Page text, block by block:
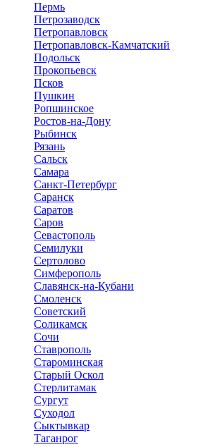
Пермь
Петрозаводск
Петропавловск
Петропавловск-Камчатский
Подольск
Прокопьевск
Псков
Пушкин
Ропшинское
Ростов-на-Дону
Рыбинск
Рязань
Сальск
Самара
Санкт-Петербург
Саранск
Саратов
Саров
Севастополь
Семилуки
Сертолово
Симферополь
Славянск-на-Кубани
Смоленск
Советский
Соликамск
Сочи
Ставрополь
Староминская
Старый Оскол
Стерлитамак
Сургут
Суходол
Сыктывкар
Таганрог